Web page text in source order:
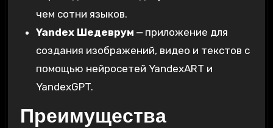
чем сотни языков.
Yandex Шедеврум ⎼ приложение для
создания изображений‚ видео и текстов с
помощью нейросетей YandexART и
YandexGPT.
Преимущества